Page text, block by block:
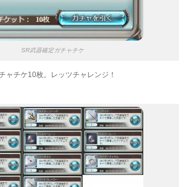
SR武器確定ガチャチケ
ャチケ10枚。レッツチャレンジ！